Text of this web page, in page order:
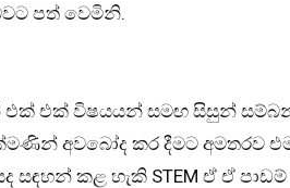
පත් වෙමිනි.
එක් විෂයයන් සමඟ සිසුන්
අවබෝද කර දීමට අමතරව
සඳහන් කළ හැකි STEM ඒ ඒ පාඩම්